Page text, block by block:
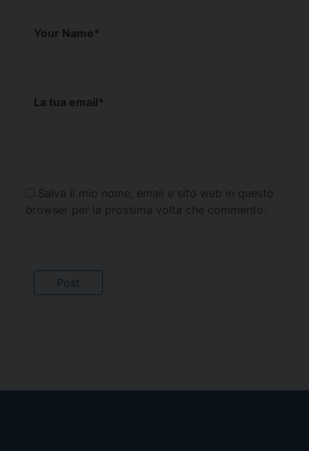
Your Name*
La tua email*
Salva il mio nome, email e sito web in questo
browser per la prossima volta che commento.